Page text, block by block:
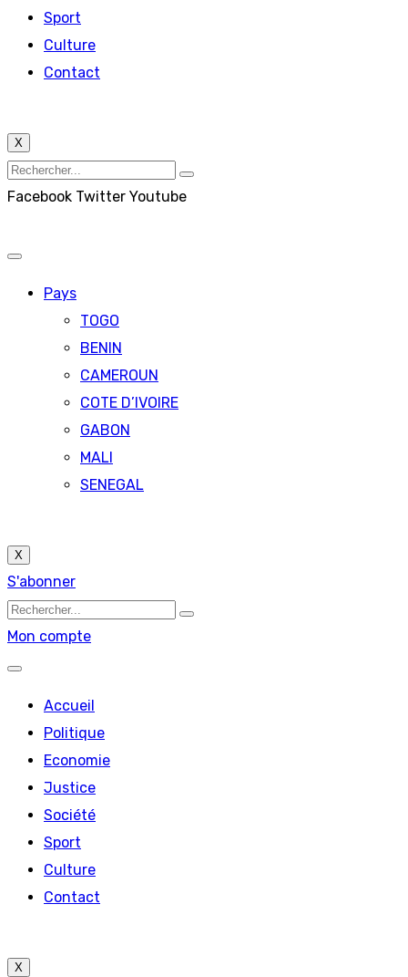
Sport
Culture
Contact
X
Facebook Twitter Youtube
Pays
TOGO
BENIN
CAMEROUN
COTE D’IVOIRE
GABON
MALI
SENEGAL
X
S'abonner
Mon compte
Accueil
Politique
Economie
Justice
Société
Sport
Culture
Contact
X